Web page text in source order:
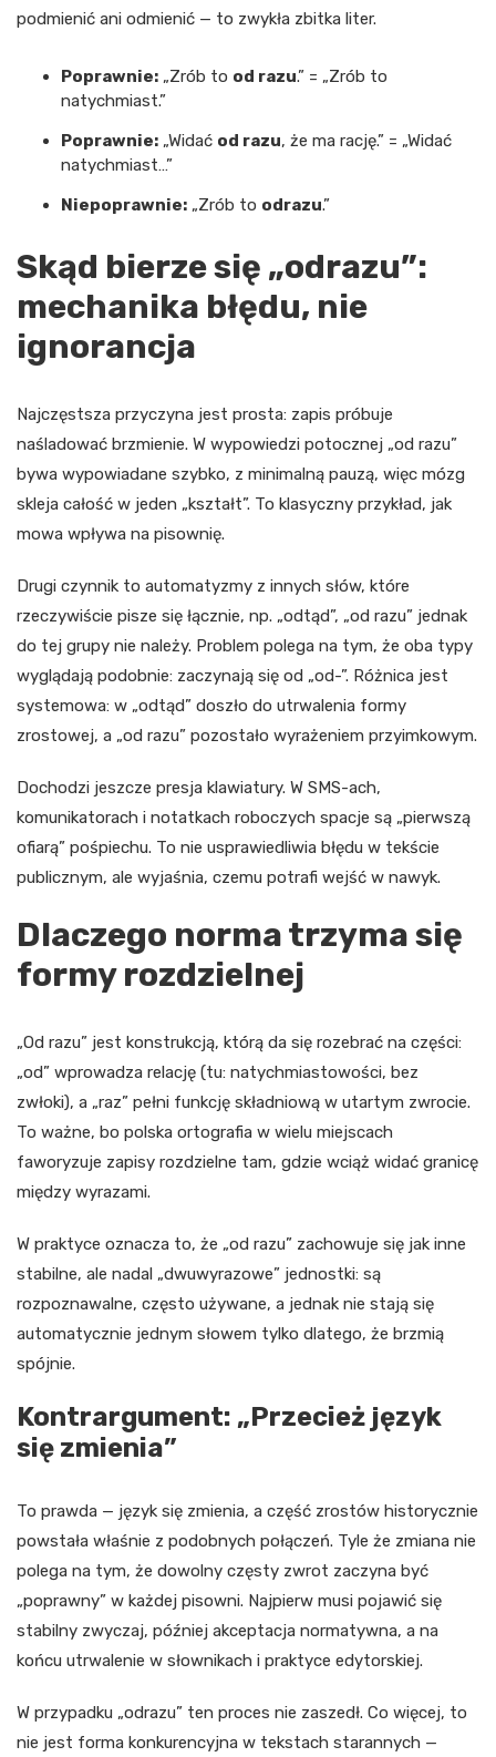
podmienić ani odmienić — to zwykła zbitka liter.
Poprawnie: „Zrób to od razu.” = „Zrób to
natychmiast.”
Poprawnie: „Widać od razu, że ma rację.” = „Widać
natychmiast…”
Niepoprawnie: „Zrób to odrazu.”
Skąd bierze się „odrazu”:
mechanika błędu, nie
ignorancja
Najczęstsza przyczyna jest prosta: zapis próbuje
naśladować brzmienie. W wypowiedzi potocznej „od razu”
bywa wypowiadane szybko, z minimalną pauzą, więc mózg
skleja całość w jeden „kształt”. To klasyczny przykład, jak
mowa wpływa na pisownię.
Drugi czynnik to automatyzmy z innych słów, które
rzeczywiście pisze się łącznie, np. „odtąd”, „od razu” jednak
do tej grupy nie należy. Problem polega na tym, że oba typy
wyglądają podobnie: zaczynają się od „od-”. Różnica jest
systemowa: w „odtąd” doszło do utrwalenia formy
zrostowej, a „od razu” pozostało wyrażeniem przyimkowym.
Dochodzi jeszcze presja klawiatury. W SMS-ach,
komunikatorach i notatkach roboczych spacje są „pierwszą
ofiarą” pośpiechu. To nie usprawiedliwia błędu w tekście
publicznym, ale wyjaśnia, czemu potrafi wejść w nawyk.
Dlaczego norma trzyma się
formy rozdzielnej
„Od razu” jest konstrukcją, którą da się rozebrać na części:
„od” wprowadza relację (tu: natychmiastowości, bez
zwłoki), a „raz” pełni funkcję składniową w utartym zwrocie.
To ważne, bo polska ortografia w wielu miejscach
faworyzuje zapisy rozdzielne tam, gdzie wciąż widać granicę
między wyrazami.
W praktyce oznacza to, że „od razu” zachowuje się jak inne
stabilne, ale nadal „dwuwyrazowe” jednostki: są
rozpoznawalne, często używane, a jednak nie stają się
automatycznie jednym słowem tylko dlatego, że brzmią
spójnie.
Kontrargument: „Przecież język
się zmienia”
To prawda — język się zmienia, a część zrostów historycznie
powstała właśnie z podobnych połączeń. Tyle że zmiana nie
polega na tym, że dowolny częsty zwrot zaczyna być
„poprawny” w każdej pisowni. Najpierw musi pojawić się
stabilny zwyczaj, później akceptacja normatywna, a na
końcu utrwalenie w słownikach i praktyce edytorskiej.
W przypadku „odrazu” ten proces nie zaszedł. Co więcej, to
nie jest forma konkurencyjna w tekstach starannych —